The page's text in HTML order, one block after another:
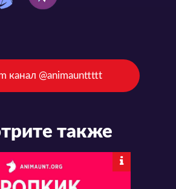
канал @animaunttttt
также